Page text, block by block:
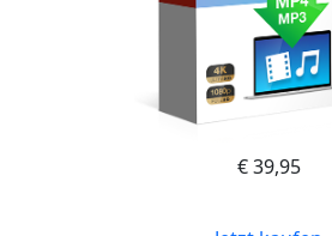
€ 39,95